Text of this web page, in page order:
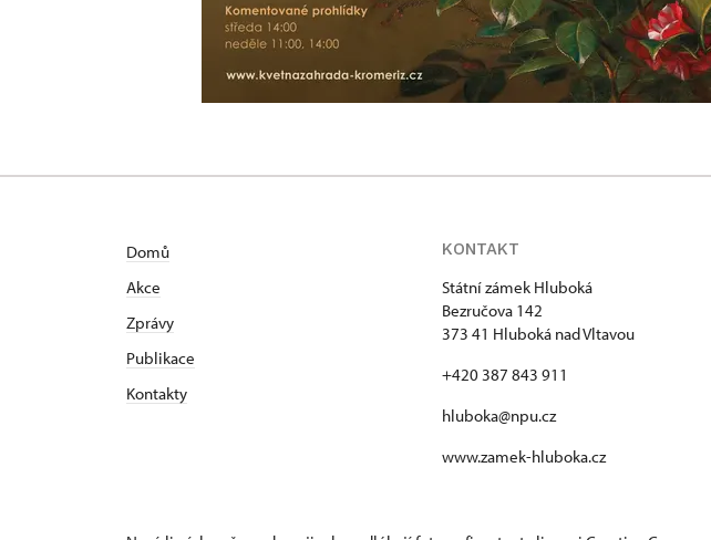
Domů
Akce
Zprávy
Publikace
Kontakty
KONTAKT
Státní zámek Hluboká
Bezručova 142
373 41 Hluboká nad Vltavou
+420 387 843 911
hluboka@npu.cz
www.zamek-hluboka.cz